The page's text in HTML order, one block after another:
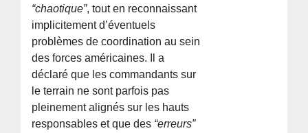
“chaotique”, tout en reconnaissant
implicitement d’éventuels
problèmes de coordination au sein
des forces américaines. Il a
déclaré que les commandants sur
le terrain ne sont parfois pas
pleinement alignés sur les hauts
responsables et que des “erreurs”